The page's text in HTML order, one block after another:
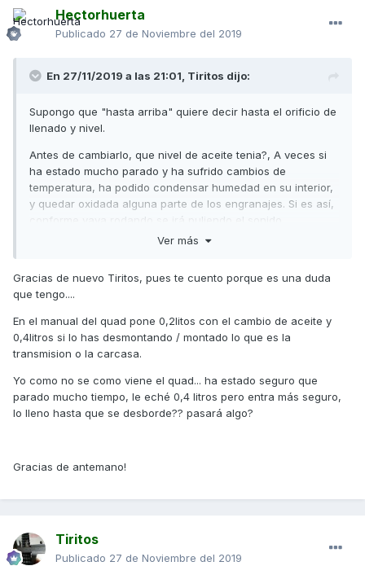
Hectorhuerta
Publicado 27 de Noviembre del 2019
En 27/11/2019 a las 21:01, Tiritos dijo:
Supongo que "hasta arriba" quiere decir hasta el orificio de
llenado y nivel.
Antes de cambiarlo, que nivel de aceite tenia?, A veces si
ha estado mucho parado y ha sufrido cambios de
temperatura, ha podido condensar humedad en su interior,
y quedar oxidada alguna parte de los engranajes. Si es así,
conforme vaya rodando se irá puliendo el sonido.
Ver más
Gracias de nuevo Tiritos, pues te cuento porque es una duda
que tengo....
En el manual del quad pone 0,2litos con el cambio de aceite y
0,4litros si lo has desmontando / montado lo que es la
transmision o la carcasa.
Yo como no se como viene el quad... ha estado seguro que
parado mucho tiempo, le eché 0,4 litros pero entra más seguro,
lo lleno hasta que se desborde?? pasará algo?
Gracias de antemano!
Tiritos
Publicado 27 de Noviembre del 2019